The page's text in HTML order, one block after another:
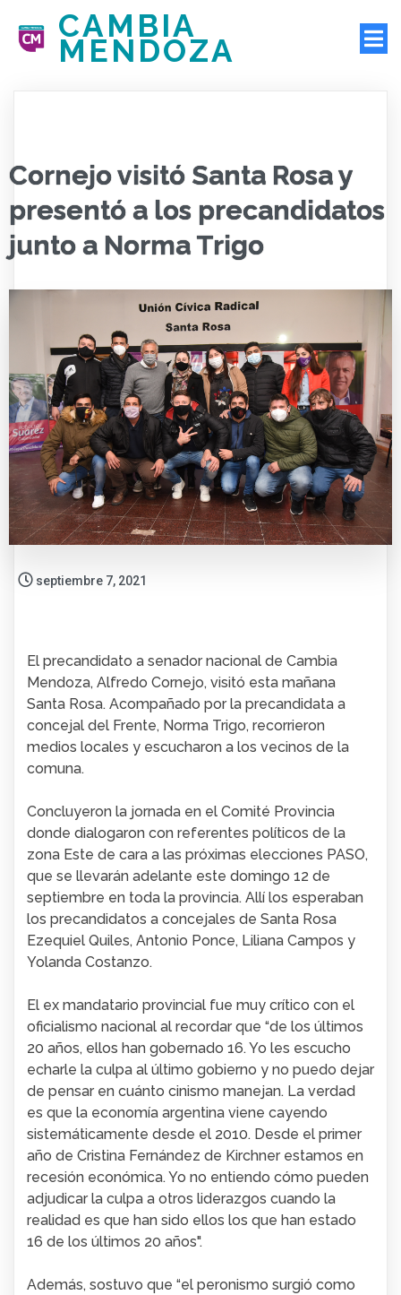
CAMBIA
MENDOZA
Cornejo visitó Santa Rosa y
presentó a los precandidatos
junto a Norma Trigo
septiembre 7, 2021
El precandidato a senador nacional de Cambia
Mendoza, Alfredo Cornejo, visitó esta mañana
Santa Rosa. Acompañado por la precandidata a
concejal del Frente, Norma Trigo, recorrieron
medios locales y escucharon a los vecinos de la
comuna.
Concluyeron la jornada en el Comité Provincia
donde dialogaron con referentes políticos de la
zona Este de cara a las próximas elecciones PASO,
que se llevarán adelante este domingo 12 de
septiembre en toda la provincia. Allí los esperaban
los precandidatos a concejales de Santa Rosa
Ezequiel Quiles, Antonio Ponce, Liliana Campos y
Yolanda Costanzo.
El ex mandatario provincial fue muy crítico con el
oficialismo nacional al recordar que “de los últimos
20 años, ellos han gobernado 16. Yo les escucho
echarle la culpa al último gobierno y no puedo dejar
de pensar en cuánto cinismo manejan. La verdad
es que la economía argentina viene cayendo
sistemáticamente desde el 2010. Desde el primer
año de Cristina Fernández de Kirchner estamos en
recesión económica.Yo no entiendo cómo pueden
adjudicar la culpa a otros liderazgos cuando la
realidad es que han sido ellos los que han estado
16 de los últimos 20 años".
Además, sostuvo que “el peronismo surgió como